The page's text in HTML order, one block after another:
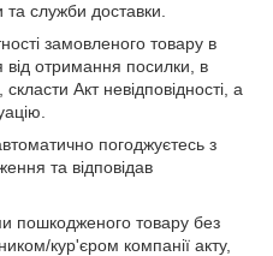
та служби доставки.
замовленого товару в
від отримання посилки, в
Акт невідповідності, а
погоджуєтесь з
та відповідав
пошкодженого товару без
кур'єром компанії акту,